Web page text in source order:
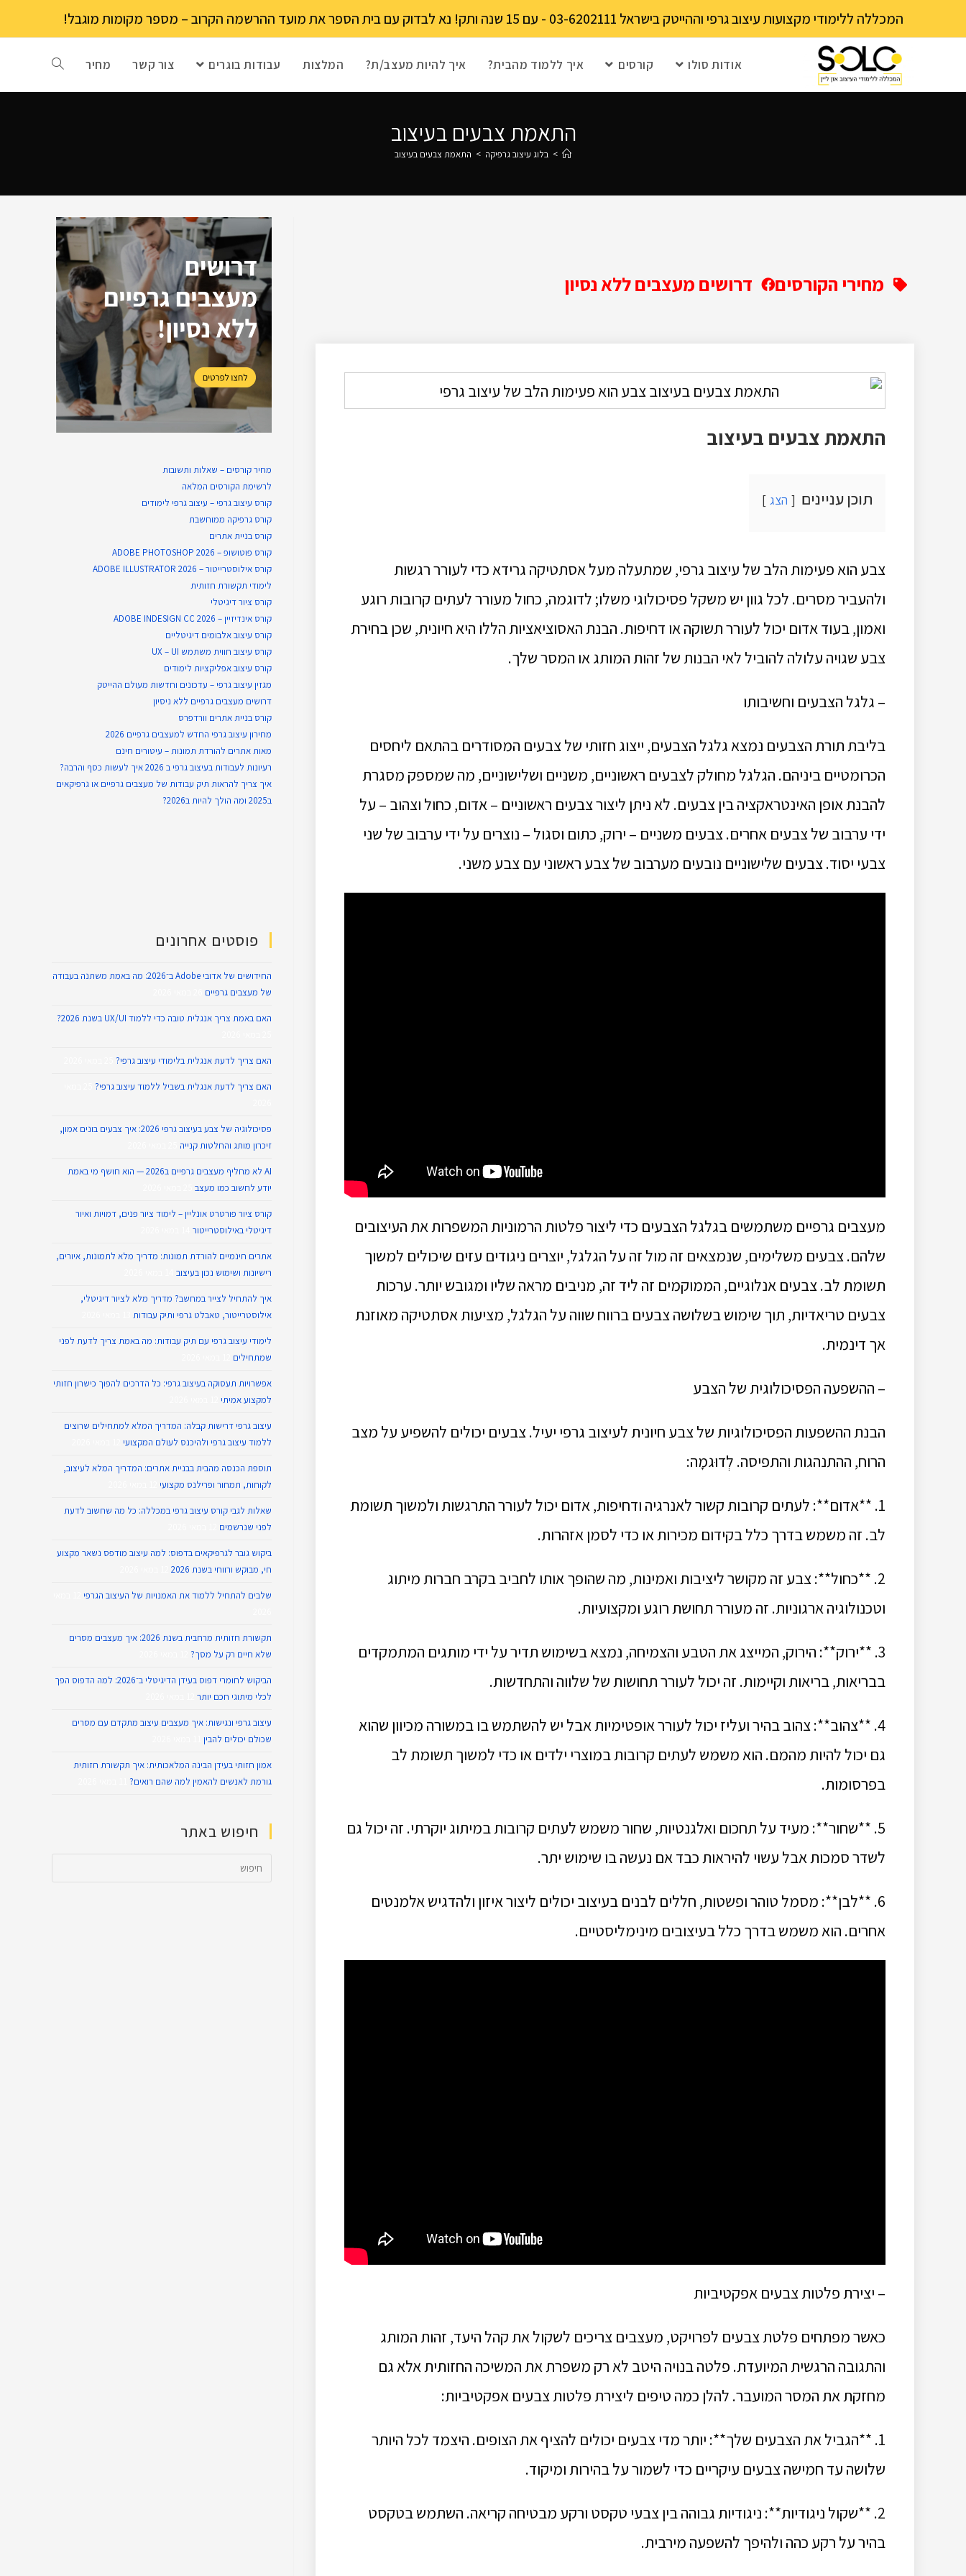
המכללה ללימודי מקצועות עיצוב גרפי וההייטק בישראל 03-6202111 - עם 15 שנה ותק! נא לבדוק עם בית הספר את מועד ההרשמה הקרוב – מספר מקומות מוגבל!
אודות סולו קורסים איך ללמוד מהבית? איך להיות מעצב/ת? המלצות עבודות בוגרים צור קשר מחיר
התאמת צבעים בעיצוב
> בלוג עיצוב גרפיקה > התאמת צבעים בעיצוב
מחירי הקורסים דרושים מעצבים ללא נסיון
התאמת צבעים בעיצוב
תוכן עניינים הצג
צבע הוא פעימות הלב של עיצוב גרפי, שמתעלה מעל אסתטיקה גרידא כדי לעורר רגשות
ולהעביר מסרים. לכל גוון יש משקל פסיכולוגי משלו; לדוגמה, כחול מעורר לעתים קרובות רוגע
ואמון, בעוד אדום יכול לעורר תשוקה או דחיפות. הבנת האסוציאציות הללו היא חיונית, שכן בחירת
צבע שגויה עלולה להוביל לאי הבנות של זהות המותג או המסר שלך.
– גלגל הצבעים וחשיבותו
בליבת תורת הצבעים נמצא גלגל הצבעים, ייצוג חזותי של צבעים המסודרים בהתאם ליחסים
הכרומטיים ביניהם. הגלגל מחולק לצבעים ראשוניים, משניים ושלישוניים, מה שמספק מסגרת
להבנת אופן האינטראקציה בין צבעים. לא ניתן ליצור צבעים ראשוניים – אדום, כחול וצהוב – על
ידי ערבוב של צבעים אחרים. צבעים משניים – ירוק, כתום וסגול – נוצרים על ידי ערבוב של שני
צבעי יסוד. צבעים שלישוניים נובעים מערבוב של צבע ראשוני עם צבע משני.
מעצבים גרפיים משתמשים בגלגל הצבעים כדי ליצור פלטות הרמוניות המשפרות את העיצובים
שלהם. צבעים משלימים, שנמצאים זה מול זה על הגלגל, יוצרים ניגודים עזים שיכולים למשוך
תשומת לב. צבעים אנלוגיים, הממוקמים זה ליד זה, מניבים מראה שליו ומגובש יותר. ערכות
צבעים טריאדיות, תוך שימוש בשלושה צבעים ברווח שווה על הגלגל, מציעות אסתטיקה מאוזנת
אך דינמית.
– ההשפעה הפסיכולוגית של הצבע
הבנת ההשפעות הפסיכולוגיות של צבע חיונית לעיצוב גרפי יעיל. צבעים יכולים להשפיע על מצב
הרוח, ההתנהגות והתפיסה. לְדוּגמָה:
1. **אדום**: לעתים קרובות קשור לאנרגיה ודחיפות, אדום יכול לעורר התרגשות ולמשוך תשומת
לב. זה משמש בדרך כלל בקידום מכירות או כדי לסמן אזהרות.
2. **כחול**: צבע זה מקושר ליציבות ואמינות, מה שהופך אותו לחביב בקרב חברות מיתוג
וטכנולוגיה ארגוניות. זה מעורר תחושת רוגע ומקצועיות.
3. **ירוק**: הירוק, המייצג את הטבע והצמיחה, נמצא בשימוש תדיר על ידי מותגים המתמקדים
בבריאות, בריאות וקיימות. זה יכול לעורר תחושות של שלווה והתחדשות.
4. **צהוב**: צהוב בהיר ועליז יכול לעורר אופטימיות אבל יש להשתמש בו במשורה מכיוון שהוא
גם יכול להיות מהמם. הוא משמש לעתים קרובות במוצרי ילדים או כדי למשוך תשומת לב
בפרסומות.
5. **שחור**: מעיד על תחכום ואלגנטיות, שחור משמש לעתים קרובות במיתוג יוקרתי. זה יכול גם
לשדר סמכות אבל עשוי להיראות כבד אם נעשה בו שימוש יתר.
6. **לבן**: מסמל טוהר ופשטות, חללים לבנים בעיצוב יכולים ליצור איזון ולהדגיש אלמנטים
אחרים. הוא משמש בדרך כלל בעיצובים מינימליסטיים.
– יצירת פלטות צבעים אפקטיביות
כאשר מפתחים פלטת צבעים לפרויקט, מעצבים צריכים לשקול את קהל היעד, זהות המותג
והתגובה הרגשית המיועדת. פלטה בנויה היטב לא רק משפרת את המשיכה החזותית אלא גם
מחזקת את המסר המועבר. להלן כמה טיפים ליצירת פלטות צבעים אפקטיביות:
1. **הגביל את הצבעים שלך**: יותר מדי צבעים יכולים להציף את הצופים. היצמד לכל היותר
שלושה עד חמישה צבעים עיקריים כדי לשמור על בהירות ומיקוד.
2. **שקול ניגודיות**: ניגודיות גבוהה בין צבעי טקסט ורקע מבטיחה קריאה. השתמש בטקסט
בהיר על רקע כהה ולהיפך להשפעה מירבית.
מחיר קורסים – שאלות ותשובות
לרשימת הקורסים המלאה
קורס עיצוב גרפי – עיצוב גרפי לימודים
קורס גרפיקה ממוחשבת
קורס בניית​ אתרים
קורס פוטושופ – ADOBE PHOTOSHOP 2026
קורס אילוסטרייטור – ADOBE ILLUSTRATOR 2026
לימודי תקשורת חזותית
קורס ציור דיגיטלי
קורס אינדיזיין – ADOBE INDESIGN CC 2026
קורס עיצוב אלבומים דיגיטליים
קורס עיצוב חווית משתמש UX – UI
קורס עיצוב אפליקציות לימודים
מגזין עיצוב גרפי – עדכונים וחדשות מעולם ההייטק
דרושים מעצבים גרפיים ללא ניסיון
קורס בניית אתרים וורדפרס
מחירון עיצוב גרפי החדש למעצבים גרפיים 2026
מאות אתרים להורדת תמונות – עיטורים חינם
רעיונות לעבודות בעיצוב גרפי ב 2026 איך לעשות כסף והרבה?
איך צריך להראות תיק עבודות של מעצבים גרפיים או גרפיקאים
ב2025 ומה הולך להיות ב2026?
פוסטים אחרונים
החידושים של אדובי Adobe ב־2026: מה באמת משתנה בעבודה
של מעצבים גרפיים
האם באמת צריך אנגלית טובה כדי ללמוד UX/UI בשנת 2026?
האם צריך לדעת אנגלית בלימודי עיצוב גרפי?
האם צריך לדעת אנגלית בשביל ללמוד עיצוב גרפי?
פסיכולוגיה של צבע בעיצוב גרפי 2026: איך צבעים בונים אמון,
זיכרון מותג והחלטות קנייה
AI לא מחליף מעצבים גרפיים ב2026 — הוא חושף מי באמת
יודע לחשוב כמו מעצב
קורס ציור פורטרט אונליין – לימוד ציור פנים, דמויות ואיור
דיגיטלי באילוסטרייטור
אתרים חינמיים להורדת תמונות: מדריך מלא לתמונות, איורים,
רישיונות ושימוש נכון בעיצוב
איך להתחיל לצייר במחשב? מדריך מלא לציור דיגיטלי,
אילוסטרייטור, טאבלט גרפי ותיק עבודות
לימודי עיצוב גרפי עם תיק עבודות: מה באמת צריך לדעת לפני
שמתחילים
אפשרויות תעסוקה בעיצוב גרפי: כל הדרכים להפוך כישרון חזותי
למקצוע אמיתי
עיצוב גרפי דרישות קבלה: המדריך המלא למתחילים שרוצים
ללמוד עיצוב גרפי ולהיכנס לעולם המקצועי
תוספת הכנסה מהבית בבניית אתרים: המדריך המלא לעיצוב,
לקוחות, תמחור ופרילנס מקצועי
שאלות לגבי קורס עיצוב גרפי במכללה: כל מה שחשוב לדעת
לפני שנרשמים
ביקוש גובר לגרפיקאים בדפוס: למה עיצוב מודפס נשאר מקצוע
חי, מבוקש ורווחי בשנת 2026
שלבים להתחיל ללמוד את האמנויות של העיצוב הגרפי
תקשורת חזותית מרחבית בשנת 2026: איך מעצבים מסרים
שלא חיים רק על מסך?
הביקוש לחומרי דפוס בעידן הדיגיטלי ב־2026: למה הדפוס הפך
לכלי מיתוגי חכם יותר
עיצוב גרפי ונגישות: איך מעצבים עיצוב מתקדם עם מסרים
שכולם יכולים להבין
אמון חזותי בעידן הבינה המלאכותית: איך תקשורת חזותית
גורמת לאנשים להאמין למה שהם רואים?
חיפוש באתר